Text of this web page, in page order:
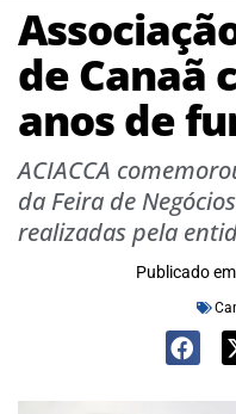
de Canaã
anos de
ACIACCA
da Feira de
realizadas pela
Publicado em